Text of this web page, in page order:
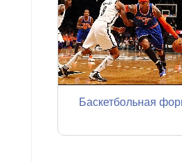
Баскетбольная